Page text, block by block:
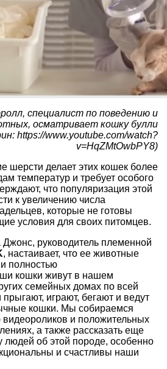
специалист по поведению и
осматривает кошку булли
https://www.youtube.com/watch?
v=HqZMtOwbPY8)
шерсти делает этих кошек более
температур и требует особого
что популяризация этой
к увеличению числа
которые не готовы
условия для своих питомцев.
руководитель племенной
, настаивает, что ее животные
полностью
кошки живут в нашем
семейных домах по всей
играют, бегают и ведут
кошки. Мы собираемся
и положительных
а также рассказать еще
людей об этой породе, особенно
и счастливы наши